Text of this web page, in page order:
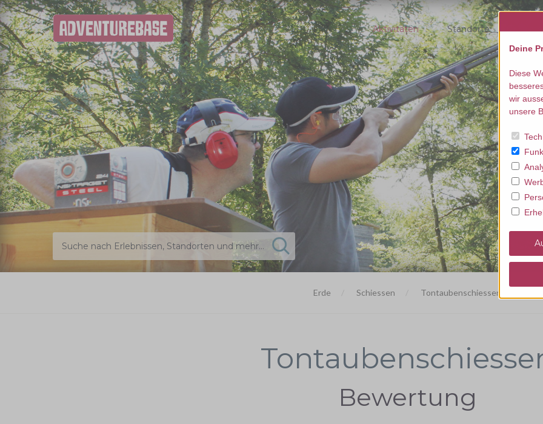
Aktivitäten Standorte
Suche nach Erlebnissen, Standorten und mehr...
Erde Schiessen Tontaubenschiessen
Bewertung
Deine
Diese
wir
unsere